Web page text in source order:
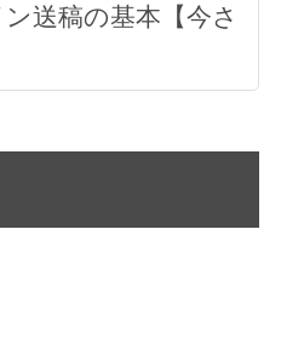
送稿の基本【今さ